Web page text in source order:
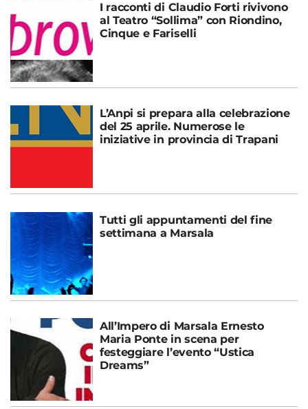
I racconti di Claudio Forti rivivono
al Teatro “Sollima” con Riondino,
Cinque e Fariselli
L’Anpi si prepara alla celebrazione
del 25 aprile. Numerose le
iniziative in provincia di Trapani
Tutti gli appuntamenti del fine
settimana a Marsala
All’Impero di Marsala Ernesto
Maria Ponte in scena per
festeggiare l’evento “Ustica
Dreams”